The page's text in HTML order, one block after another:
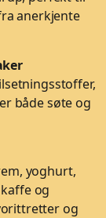
anerkjente
både søte og
yoghurt,
og
og